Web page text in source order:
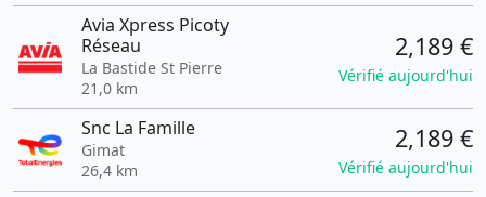
Avia Xpress Picoty
Réseau
La Bastide St Pierre
21,0 km
2,189 €
Vérifié aujourd'hui
Snc La Famille
Gimat
26,4 km
2,189 €
Vérifié aujourd'hui